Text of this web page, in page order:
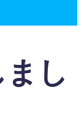
し